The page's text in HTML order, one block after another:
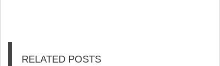
RELATED POSTS